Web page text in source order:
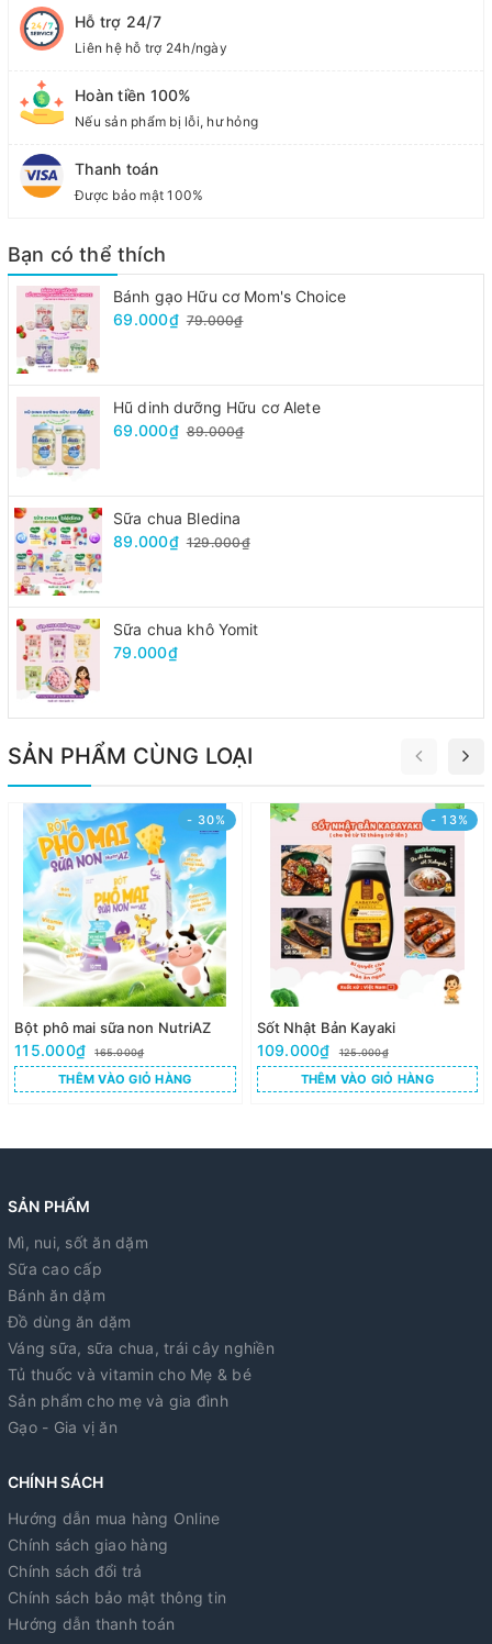
Hỗ trợ 24/7
Liên hệ hỗ trợ 24h/ngày
Hoàn tiền 100%
Nếu sản phẩm bị lỗi, hư hỏng
Thanh toán
Được bảo mật 100%
Bạn có thể thích
Bánh gạo Hữu cơ Mom's Choice
69.000₫ 79.000₫
Hũ dinh dưỡng Hữu cơ Alete
69.000₫ 89.000₫
Sữa chua Bledina
89.000₫ 129.000₫
Sữa chua khô Yomit
79.000₫
SẢN PHẨM CÙNG LOẠI
- 30%
Bột phô mai sữa non NutriAZ
115.000₫ 165.000₫
THÊM VÀO GIỎ HÀNG
- 13%
Sốt Nhật Bản Kayaki
109.000₫ 125.000₫
THÊM VÀO GIỎ HÀNG
SẢN PHẨM
Mì, nui, sốt ăn dặm
Sữa cao cấp
Bánh ăn dặm
Đồ dùng ăn dặm
Váng sữa, sữa chua, trái cây nghiền
Tủ thuốc và vitamin cho Mẹ & bé
Sản phẩm cho mẹ và gia đình
Gạo - Gia vị ăn
CHÍNH SÁCH
Hướng dẫn mua hàng Online
Chính sách giao hàng
Chính sách đổi trả
Chính sách bảo mật thông tin
Hướng dẫn thanh toán